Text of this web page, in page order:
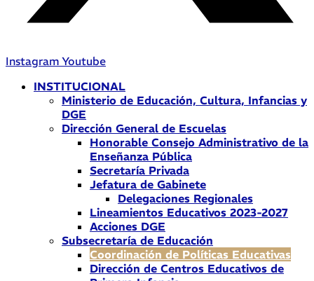
Instagram Youtube
INSTITUCIONAL
Ministerio de Educación, Cultura, Infancias y
DGE
Dirección General de Escuelas
Honorable Consejo Administrativo de la
Enseñanza Pública
Secretaría Privada
Jefatura de Gabinete
Delegaciones Regionales
Lineamientos Educativos 2023-2027
Acciones DGE
Subsecretaría de Educación
Coordinación de Políticas Educativas
Dirección de Centros Educativos de